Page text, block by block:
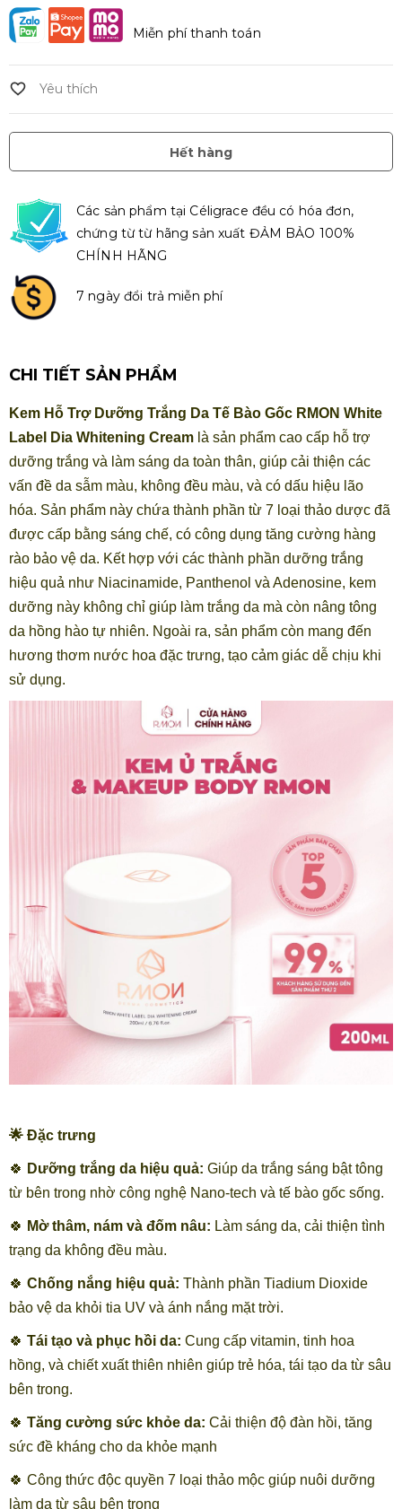
Miễn phí thanh toán
Hết hàng
Các sản phẩm tại Céligrace đều có hóa đơn,
chứng từ từ hãng sản xuất ĐẢM BẢO 100%
CHÍNH HÃNG
7 ngày đổi trả miễn phí
CHI TIẾT SẢN PHẨM
Kem Hỗ Trợ Dưỡng Trắng Da Tế Bào Gốc RMON White
Label Dia Whitening Cream là sản phẩm cao cấp hỗ trợ
dưỡng trắng và làm sáng da toàn thân, giúp cải thiện các
vấn đề da sẫm màu, không đều màu, và có dấu hiệu lão
hóa. Sản phẩm này chứa thành phần từ 7 loại thảo dược đã
được cấp bằng sáng chế, có công dụng tăng cường hàng
rào bảo vệ da. Kết hợp với các thành phần dưỡng trắng
hiệu quả như Niacinamide, Panthenol và Adenosine, kem
dưỡng này không chỉ giúp làm trắng da mà còn nâng tông
da hồng hào tự nhiên. Ngoài ra, sản phẩm còn mang đến
hương thơm nước hoa đặc trưng, tạo cảm giác dễ chịu khi
sử dụng.
🌟 Đặc trưng
🍀 Dưỡng trắng da hiệu quả: Giúp da trắng sáng bật tông
từ bên trong nhờ công nghệ Nano-tech và tế bào gốc sống.
🍀 Mờ thâm, nám và đốm nâu: Làm sáng da, cải thiện tình
trạng da không đều màu.
🍀 Chống nắng hiệu quả: Thành phần Tiadium Dioxide
bảo vệ da khỏi tia UV và ánh nắng mặt trời.
🍀 Tái tạo và phục hồi da: Cung cấp vitamin, tinh hoa
hồng, và chiết xuất thiên nhiên giúp trẻ hóa, tái tạo da từ sâu
bên trong.
🍀 Tăng cường sức khỏe da: Cải thiện độ đàn hồi, tăng
sức đề kháng cho da khỏe mạnh
🍀 Công thức độc quyền 7 loại thảo mộc giúp nuôi dưỡng
làm da từ sâu bên trong